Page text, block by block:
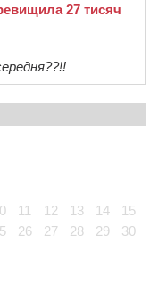
27 тисяч
11 12 13 14
15
26 27 28 29
30